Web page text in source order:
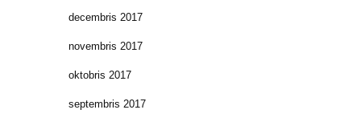
decembris 2017
novembris 2017
oktobris 2017
septembris 2017